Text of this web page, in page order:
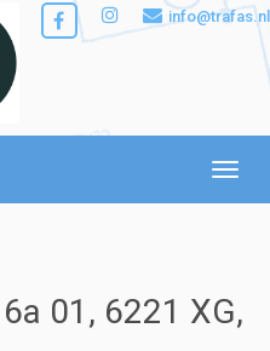
info@trafas.nl
01, 6221 XG,